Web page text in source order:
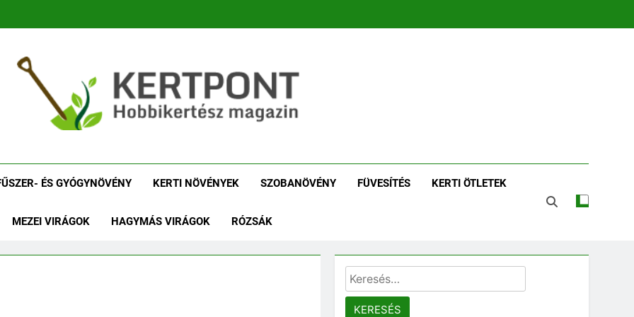
Növényhatározó
ÉS GYÓGYNÖVÉNY KERTI NÖVÉNYEK SZOBANÖVÉNY FÜVESÍTÉS KERTI ÖTLETEK
MEZEI VIRÁGOK HAGYMÁS VIRÁGOK RÓZSÁK
Keresés: